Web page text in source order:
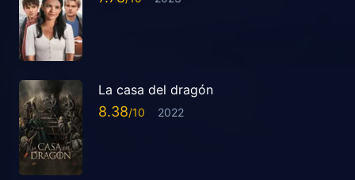
La casa del dragón
8.38 2022